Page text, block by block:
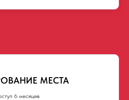
МЕСТА
6 месяцев